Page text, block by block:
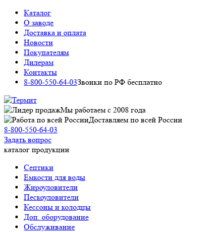
Каталог
О заводе
Доставка и оплата
Новости
Покупателям
Дилерам
Контакты
8-800-550-64-03Звонки по РФ бесплатно
Мы работаем c 2008 года
Доставляем по всей России
8-800-550-64-03
Задать вопрос
каталог продукции
Септики
Емкости для воды
Жироуловители
Пескоуловители
Кессоны и колодцы
Доп. оборудование
Обслуживание